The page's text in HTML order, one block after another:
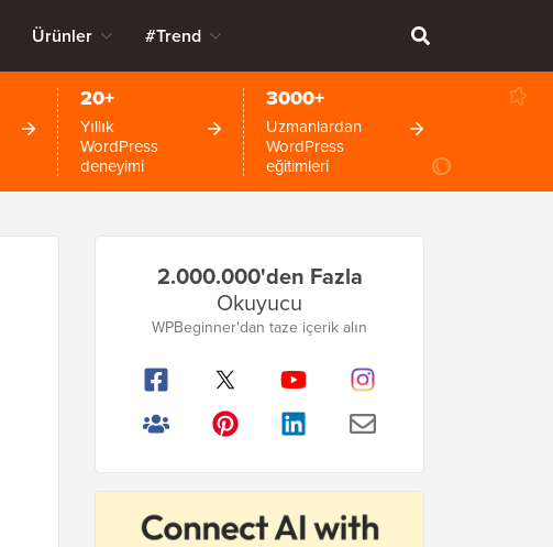
Ürünler #Trend
20+
Yıllık
WordPress
deneyimi
3000+
Uzmanlardan
WordPress
eğitimleri
Kenar
Çubuğu
2.000.000'den Fazla
Okuyucu
WPBeginner'dan taze içerik alın